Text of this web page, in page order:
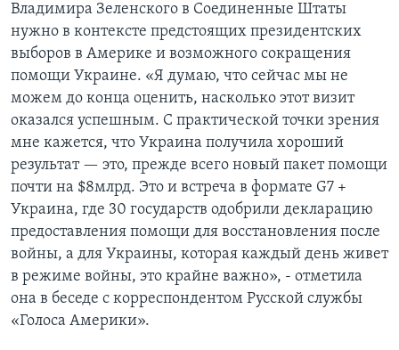
Владимира Зеленского в Соединенные Штаты
нужно в контексте предстоящих президентских
выборов в Америке и возможного сокращения
помощи Украине. «Я думаю, что сейчас мы не
можем до конца оценить, насколько этот визит
оказался успешным. С практической точки зрения
мне кажется, что Украина получила хороший
результат — это, прежде всего новый пакет помощи
почти на $8млрд. Это и встреча в формате G7 +
Украина, где 30 государств одобрили декларацию
предоставления помощи для восстановления после
войны, а для Украины, которая каждый день живет
в режиме войны, это крайне важно», - отметила
она в беседе с корреспондентом Русской службы
«Голоса Америки».